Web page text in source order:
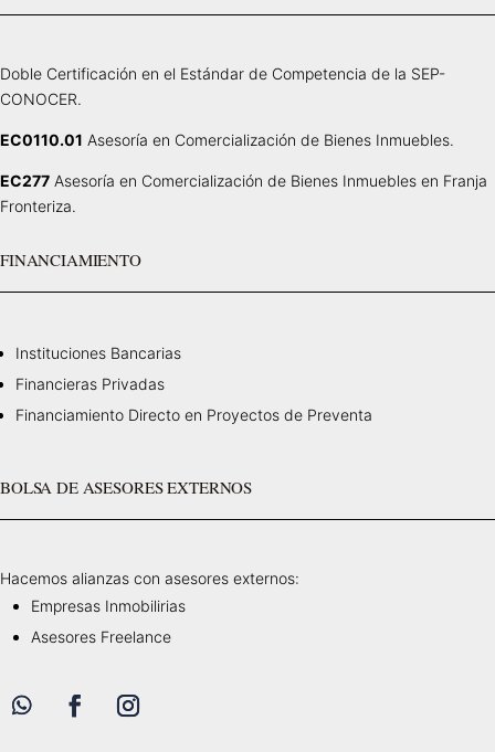
Doble Certificación en el Estándar de Competencia de la SEP-
CONOCER.
EC0110.01 Asesoría en Comercialización de Bienes Inmuebles.
EC277 Asesoría en Comercialización de Bienes Inmuebles en Franja
Fronteriza.
FINANCIAMIENTO
Instituciones Bancarias
Financieras Privadas
Financiamiento Directo en Proyectos de Preventa
BOLSA DE ASESORES EXTERNOS
Hacemos alianzas con asesores externos:
Empresas Inmobilirias
Asesores Freelance